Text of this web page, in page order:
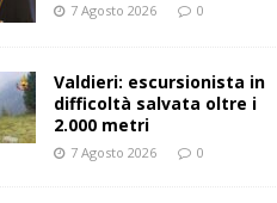
7 Agosto 2026 0
Valdieri: escursionista in
difficoltà salvata oltre i
2.000 metri
7 Agosto 2026 0